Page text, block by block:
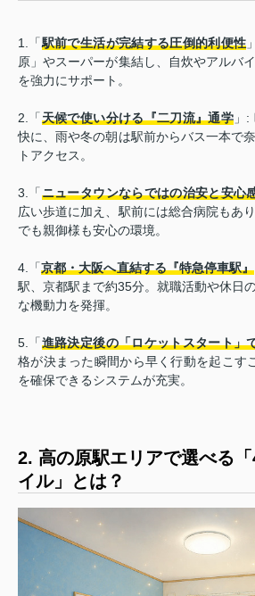
1.「駅前で生活が完結する圧倒的利便性
原」やスーパーが集結し、自炊やアルバ
を強力にサポート。
2.「天候で使い分ける『二刀流』通学 」
快に、雨や冬の朝は駅前からバス一本で
トアクセス。
3.「ニュータウンならではの治安と安心
広い歩道に加え、駅前には総合病院もあ
でも親御様も安心の環境。
4.「京都・大阪へ直結する『特急停車駅』
駅、京都駅まで約35分。就職活動や休日
な機動力を発揮。
5.「進路決定後の「ロケットスタート」
格が決まった瞬間から早く行動を起こす
を確保できるシステムが充実。
2. 高の原駅エリアで選べる
イル」とは？